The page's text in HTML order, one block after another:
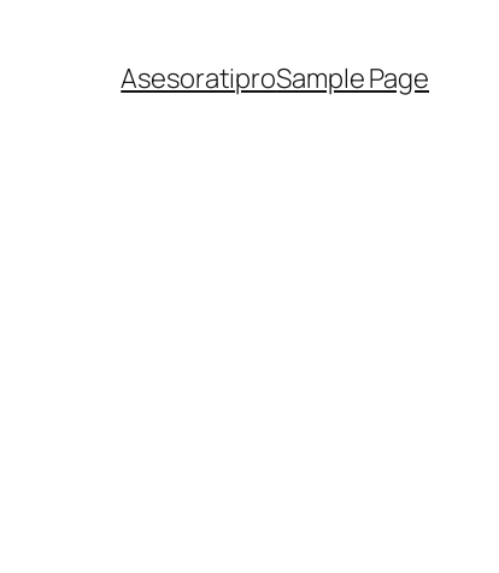
AsesoratiproSample Page